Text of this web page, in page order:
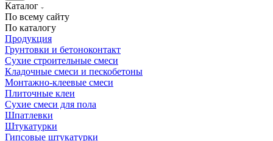
Каталог
По всему сайту
По каталогу
Продукция
Грунтовки и бетоноконтакт
Сухие строительные смеси
Кладочные смеси и пескобетоны
Монтажно-клеевые смеси
Плиточные клеи
Сухие смеси для пола
Шпатлевки
Штукатурки
Гипсовые штукатурки